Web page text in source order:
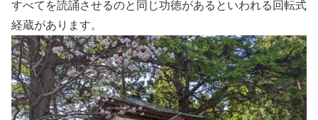
すべてを読誦させるのと同じ功徳があるといわれる回転式
経蔵があります。